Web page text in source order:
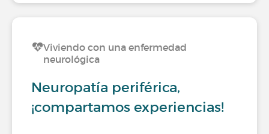
Viviendo con una enfermedad
neurológica
Neuropatía periférica,
¡compartamos experiencias!